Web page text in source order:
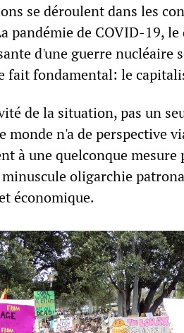
se déroulent dans les
pandémie de COVID-19,
d'une guerre nucléaire
fait fondamental: le
de la situation, pas un
monde n'a de perspective
à une quelconque
oligarchie
économique.